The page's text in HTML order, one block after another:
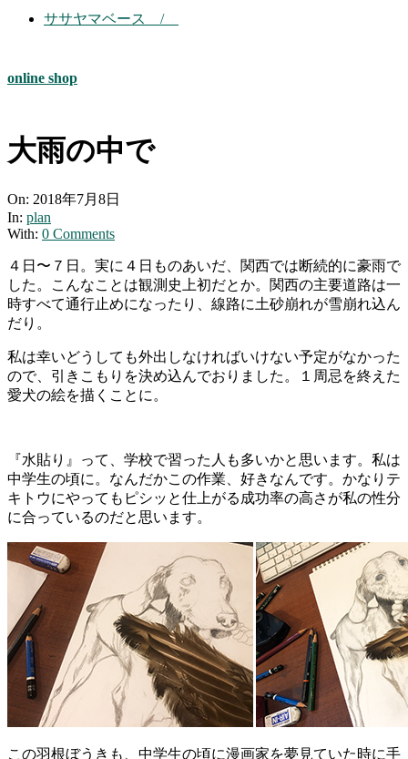
ササヤマベース /
online shop
大雨の中で
On: 2018年7月8日
In: plan
With: 0 Comments
４日〜７日。実に４日ものあいだ、関西では断続的に豪雨で
した。こんなことは観測史上初だとか。関西の主要道路は一
時すべて通行止めになったり、線路に土砂崩れが雪崩れ込ん
だり。
私は幸いどうしても外出しなければいけない予定がなかった
ので、引きこもりを決め込んでおりました。１周忌を終えた
愛犬の絵を描くことに。
『水貼り』って、学校で習った人も多いかと思います。私は
中学生の頃に。なんだかこの作業、好きなんです。かなりテ
キトウにやってもピシッと仕上がる成功率の高さが私の性分
に合っているのだと思います。
この羽根ぼうきも、中学生の頃に漫画家を夢見ていた時に手